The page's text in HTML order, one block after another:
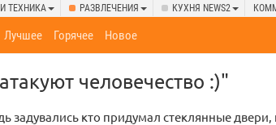
ТЕХНИКА РАЗВЛЕЧЕНИЯ КУХНЯ NEWS2
Лучшее Горячее Новое
человечество :)"
задувались кто придумал стеклянные двери,